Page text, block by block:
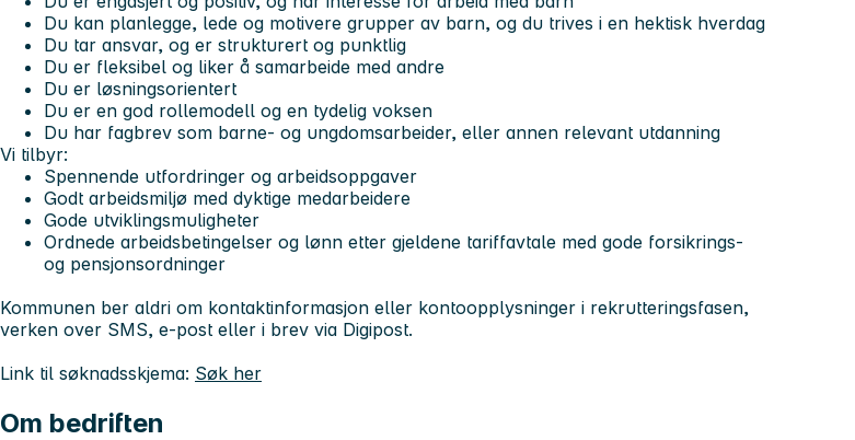
Du kan planlegge, lede og motivere grupper av barn, og du trives i en hektisk hverdag
Du tar ansvar, og er strukturert og punktlig
Du er fleksibel og liker å samarbeide med andre
Du er løsningsorientert
Du er en god rollemodell og en tydelig voksen
Du har fagbrev som barne- og ungdomsarbeider, eller annen relevant utdanning
Vi tilbyr:
Spennende utfordringer og arbeidsoppgaver
Godt arbeidsmiljø med dyktige medarbeidere
Gode utviklingsmuligheter
Ordnede arbeidsbetingelser og lønn etter gjeldene tariffavtale med gode forsikrings-
og pensjonsordninger
Kommunen ber aldri om kontaktinformasjon eller kontoopplysninger i rekrutteringsfasen,
verken over SMS, e-post eller i brev via Digipost.
Link til søknadsskjema: Søk her
Om bedriften